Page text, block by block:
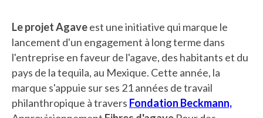
Le projet Agaveest une initiative qui marque le
lancement d'un engagement à long terme dans
l'entreprise en faveur de l'agave, des habitants et du
pays de la tequila, au Mexique. Cette année, la
marque s'appuie sur ses 21 années de travail
philanthropique à travers Fondation Beckmann,